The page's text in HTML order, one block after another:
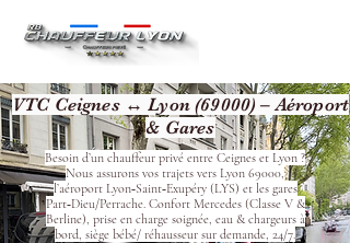
VTC Ceignes ↔ Lyon (69000) – Aéroport
& Gares
Besoin d’un chauffeur privé entre Ceignes et Lyon ?
Nous assurons vos trajets vers Lyon 69000,
l’aéroport Lyon‑Saint‑Exupéry (LYS) et les gares
Part‑Dieu/Perrache. Confort Mercedes (Classe V &
Berline), prise en charge soignée, eau & chargeurs à
bord, siège bébé/ réhausseur sur demande, 24/7.